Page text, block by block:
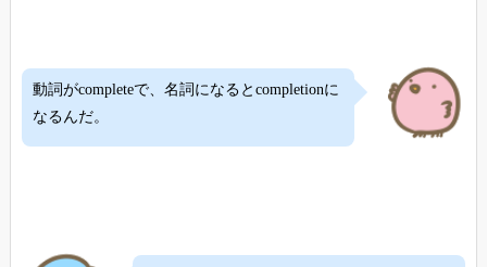
動詞がcompleteで、名詞になるとcompletionに
なるんだ。